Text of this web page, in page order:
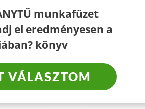
munkafüzet
el eredményesen a
könyv
VÁLASZTOM